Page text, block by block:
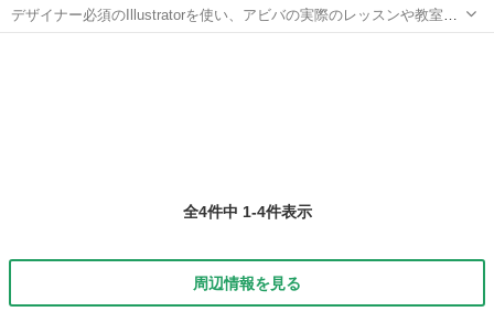
デザイナー必須のIllustratorを使い、アビバの実際のレッスンや教室の
雰囲気を無料で体験♪ ペンツール（ベジェ曲線）でのイラスト作成か
全4件中 1-4件表示
周辺情報を見る